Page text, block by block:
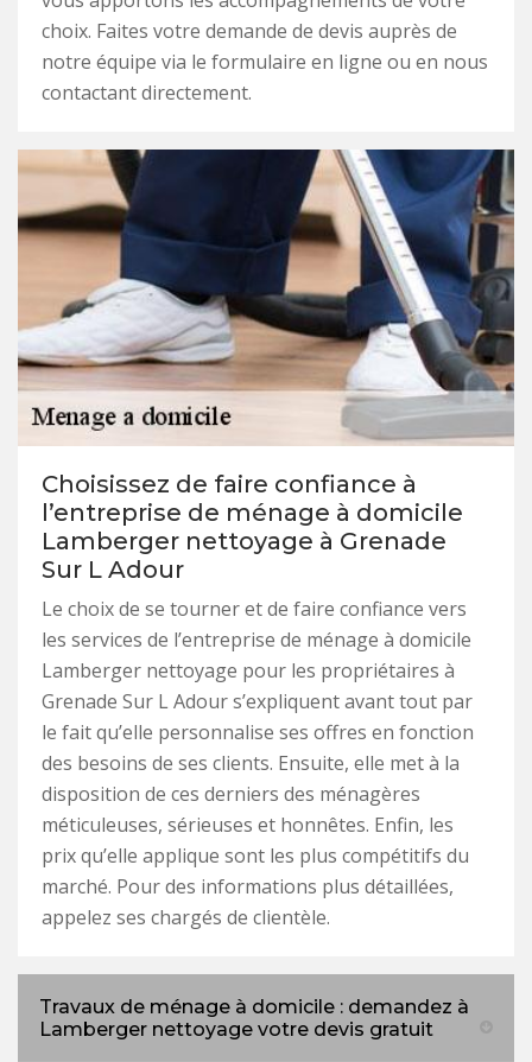
choix. Faites votre demande de devis auprès de
notre équipe via le formulaire en ligne ou en nous
contactant directement.
Choisissez de faire confiance à
l’entreprise de ménage à domicile
Lamberger nettoyage à Grenade
Sur L Adour
Le choix de se tourner et de faire confiance vers
les services de l’entreprise de ménage à domicile
Lamberger nettoyage pour les propriétaires à
Grenade Sur L Adour s’expliquent avant tout par
le fait qu’elle personnalise ses offres en fonction
des besoins de ses clients. Ensuite, elle met à la
disposition de ces derniers des ménagères
méticuleuses, sérieuses et honnêtes. Enfin, les
prix qu’elle applique sont les plus compétitifs du
marché. Pour des informations plus détaillées,
appelez ses chargés de clientèle.
Travaux de ménage à domicile : demandez à
Lamberger nettoyage votre devis gratuit